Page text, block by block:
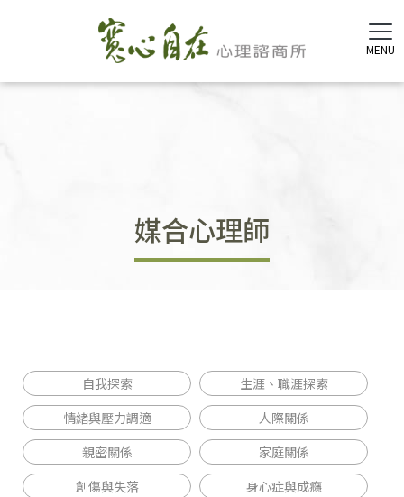
媒合心理師
自我探索
生涯、職涯探索
情緒與壓力調適
人際關係
親密關係
家庭關係
創傷與失落
身心症與成癮